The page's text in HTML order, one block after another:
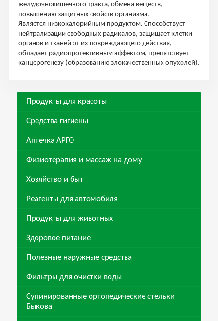
желудочно­кишечного тракта, обмена веществ,
повышению защитных свойств организма.
Является низкокалорийным продуктом. Способствует
нейтрализации свободных радикалов, защищает клетки
органов и тканей от их повреждающего действия,
обладает радиопротективным эффектом, препятствует
канцерогенезу (образованию злокачественных опухолей).
Продукты для красоты
Средства гигиены
Аптечка АРГО
Физиотерапия и массаж на дому
Хозяйство и быт
Реагенты для автомобиля
Продукты для животных
Здоровое питание
Полезные наружные средства
Фильтры для очистки воды
Супинированные ортопедические стельки
Быкова